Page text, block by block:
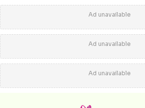
Ad unavailable
Ad unavailable
Ad unavailable